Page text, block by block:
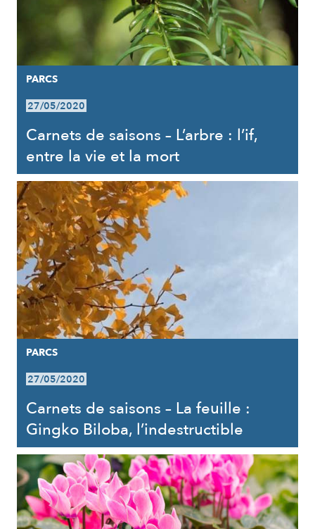
PARCS
27/05/2020
Carnets de saisons – L’arbre : l’if,
entre la vie et la mort
PARCS
27/05/2020
Carnets de saisons – La feuille :
Gingko Biloba, l’indestructible